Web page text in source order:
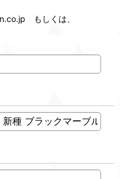
もしくは、